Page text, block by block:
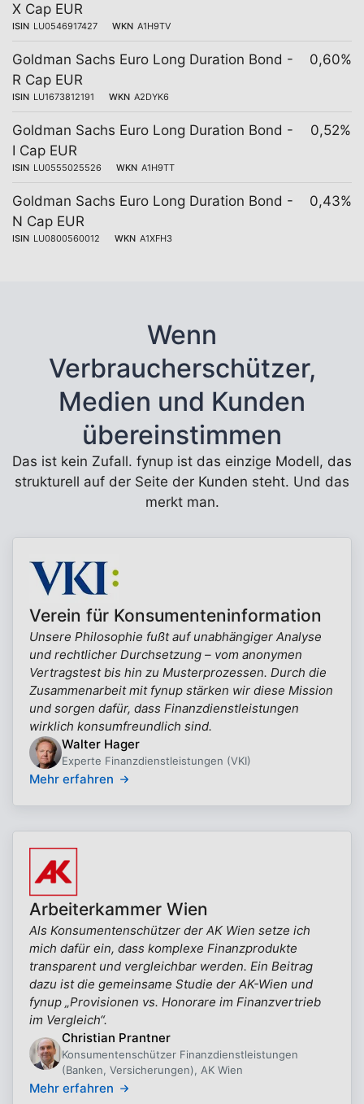
X Cap EUR
ISIN LU0546917427 WKN A1H9TV
Goldman Sachs Euro Long Duration Bond -
R Cap EUR
ISIN LU1673812191 WKN A2DYK6
0,60%
Goldman Sachs Euro Long Duration Bond -
I Cap EUR
ISIN LU0555025526 WKN A1H9TT
0,52%
Goldman Sachs Euro Long Duration Bond -
N Cap EUR
ISIN LU0800560012 WKN A1XFH3
0,43%
Wenn
Verbraucherschützer,
Medien und Kunden
übereinstimmen
Das ist kein Zufall. fynup ist das einzige Modell, das
strukturell auf der Seite der Kunden steht. Und das
merkt man.
Verein für Konsumenteninformation
Unsere Philosophie fußt auf unabhängiger Analyse
und rechtlicher Durchsetzung – vom anonymen
Vertragstest bis hin zu Musterprozessen. Durch die
Zusammenarbeit mit fynup stärken wir diese Mission
und sorgen dafür, dass Finanzdienstleistungen
wirklich konsumfreundlich sind.
Walter Hager
Experte Finanzdienstleistungen (VKI)
Mehr erfahren
Arbeiterkammer Wien
Als Konsumentenschützer der AK Wien setze ich
mich dafür ein, dass komplexe Finanzprodukte
transparent und vergleichbar werden. Ein Beitrag
dazu ist die gemeinsame Studie der AK-Wien und
fynup „Provisionen vs. Honorare im Finanzvertrieb
im Vergleich“.
Christian Prantner
Konsumentenschützer Finanzdienstleistungen
(Banken, Versicherungen), AK Wien
Mehr erfahren